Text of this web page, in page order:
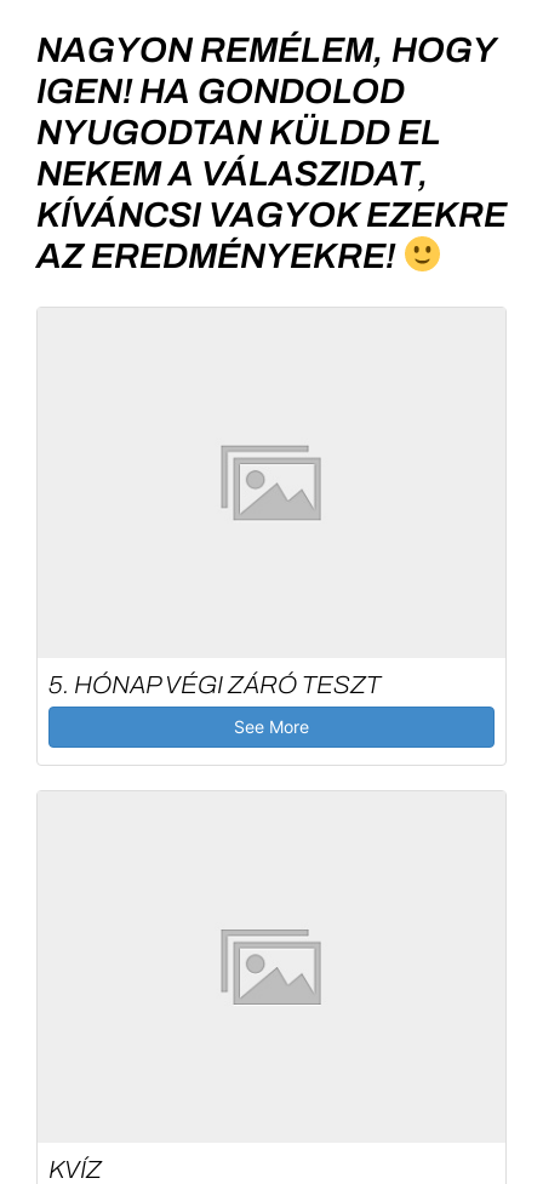
NAGYON REMÉLEM, HOGY
IGEN! HA GONDOLOD
NYUGODTAN KÜLDD EL
NEKEM A VÁLASZIDAT,
KÍVÁNCSI VAGYOK EZEKRE
AZ EREDMÉNYEKRE!
5. HÓNAP VÉGI ZÁRÓ TESZT
See More
KVÍZ